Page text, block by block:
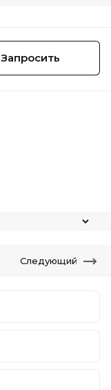
Запросить
Следующий